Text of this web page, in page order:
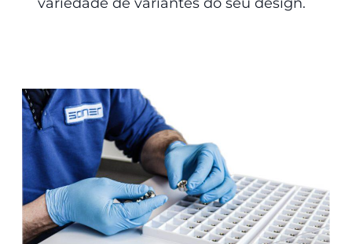
variedade de variantes do seu design.